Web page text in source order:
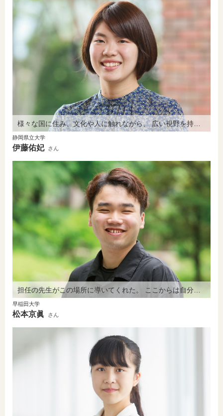
静岡県立大学
伊藤佑妃 さん
早稲田大学
松本京眞 さん